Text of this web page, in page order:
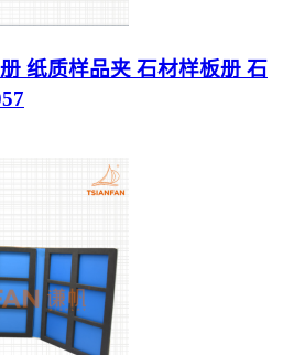
纸质样品夹 石材样板册 石